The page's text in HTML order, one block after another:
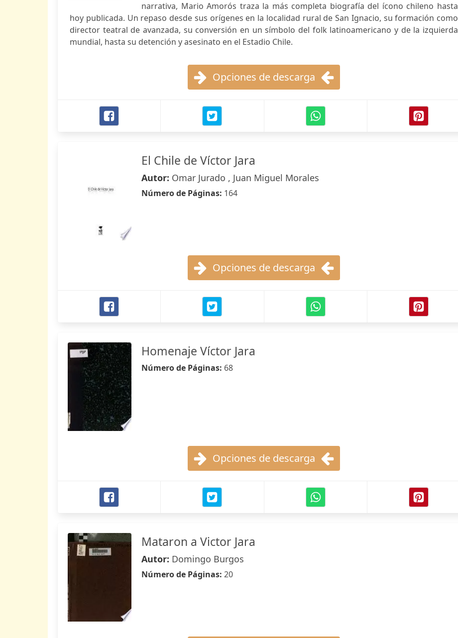
narrativa, Mario Amorós traza la más completa biografía del ícono chileno hasta
hoy publicada. Un repaso desde sus orígenes en la localidad rural de San Ignacio, su formación como
director teatral de avanzada, su conversión en un símbolo del folk latinoamericano y de la izquierda
mundial, hasta su detención y asesinato en el Estadio Chile.
Opciones de descarga
El Chile de Víctor Jara
Autor: Omar Jurado , Juan Miguel Morales
Número de Páginas: 164
Opciones de descarga
Homenaje Víctor Jara
Número de Páginas: 68
Opciones de descarga
Mataron a Victor Jara
Autor: Domingo Burgos
Número de Páginas: 20